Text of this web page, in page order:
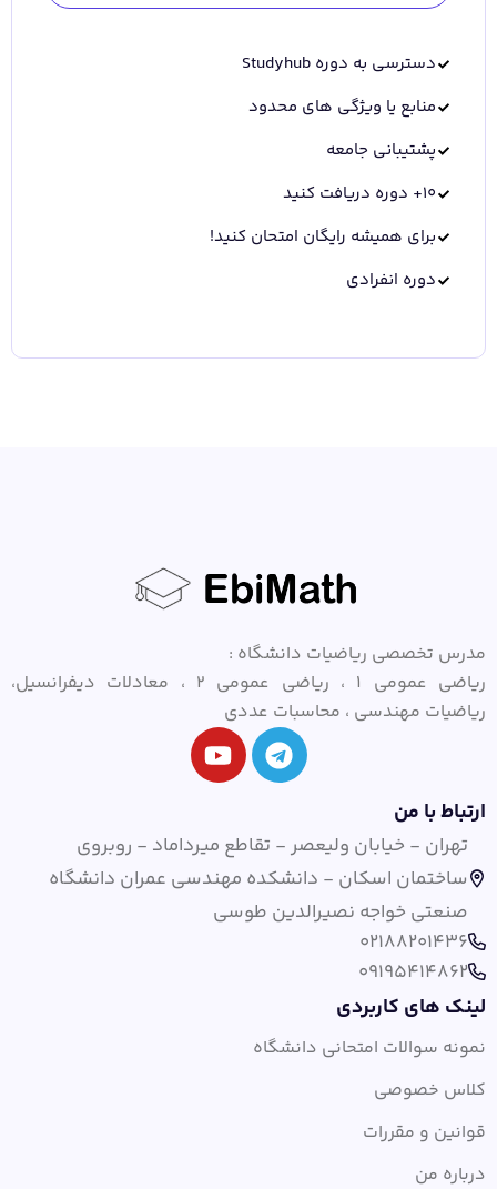
دسترسی به دوره Studyhub
منابع یا ویژگی های محدود
پشتیبانی جامعه
10+ دوره دریافت کنید
برای همیشه رایگان امتحان کنید!
دوره انفرادی
مدرس تخصصی ریاضیات دانشگاه :
ریاضی عمومی ۱ ، ریاضی عمومی ۲ ، معادلات دیفرانسیل،
ریاضیات مهندسی ، محاسبات عددی
ارتباط با من
تهران - خیابان ولیعصر - تقاطع میرداماد - روبروی
ساختمان اسکان - دانشکده مهندسی عمران دانشگاه
صنعتی خواجه نصیرالدین طوسی
02188201436
09195414862
لینک های کاربردی
نمونه سوالات امتحانی دانشگاه
کلاس خصوصی
قوانین و مقررات
درباره من